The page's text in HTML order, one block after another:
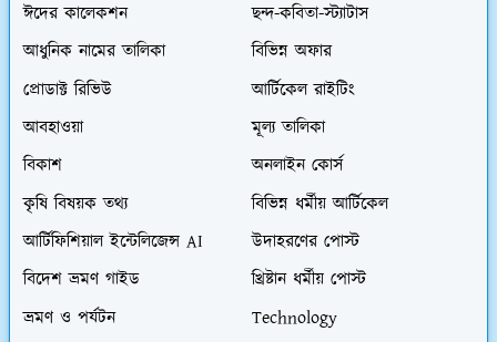
ঈদের কালেকশন
ছন্দ-কবিতা-স্ট্যাটাস
আধুনিক নামের তালিকা
বিভিন্ন অফার
প্রোডাক্ট রিভিউ
আর্টিকেল রাইটিং
আবহাওয়া
মূল্য তালিকা
বিকাশ
অনলাইন কোর্স
কৃষি বিষয়ক তথ্য
বিভিন্ন ধর্মীয় আর্টিকেল
আর্টিফিশিয়াল ইন্টেলিজেন্স AI
উদাহরণের পোস্ট
বিদেশ ভ্রমণ গাইড
খ্রিষ্টান ধর্মীয় পোস্ট
ভ্রমণ ও পর্যটন
Technology